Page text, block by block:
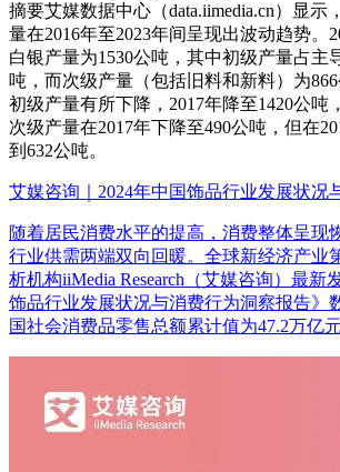
摘要艾媒数据中心（data.iimedia.cn）显示
量在2016年至2023年间呈现出波动趋势。
白银产量为1530公吨，其中初级产量占主
吨，而次级产量（包括旧料和新料）为866
初级产量有所下降，2017年降至1420公吨
次级产量在2017年下降至490公吨，但在
到632公吨。
艾媒咨询｜2024年中国饰品行业发展状况
随着居民消费水平的提高，消费整体呈现
行业供需两端双向回暖。全球新经济产业
析机构iiMedia Research（艾媒咨询）最新
饰品行业发展状况与消费行为洞察报告》
国社会消费品零售总额累计值为47.2万亿